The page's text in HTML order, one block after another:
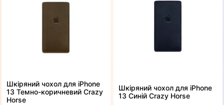
Шкіряний чохол для iPhone
13 Темно-коричневий Crazy
Horse
Шкіряний чохол для iPhone
13 Синій Crazy Horse